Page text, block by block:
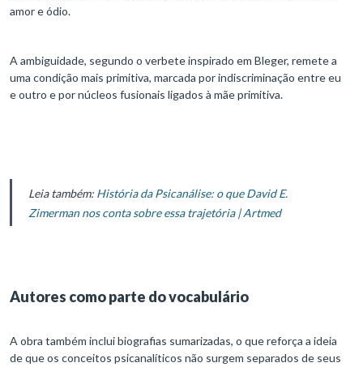
amor e ódio.
A ambiguidade, segundo o verbete inspirado em Bleger, remete a
uma condição mais primitiva, marcada por indiscriminação entre eu
e outro e por núcleos fusionais ligados à mãe primitiva.
Leia também: História da Psicanálise: o que David E.
Zimerman nos conta sobre essa trajetória | Artmed
Autores como parte do vocabulário
A obra também inclui biografias sumarizadas, o que reforça a ideia
de que os conceitos psicanalíticos não surgem separados de seus